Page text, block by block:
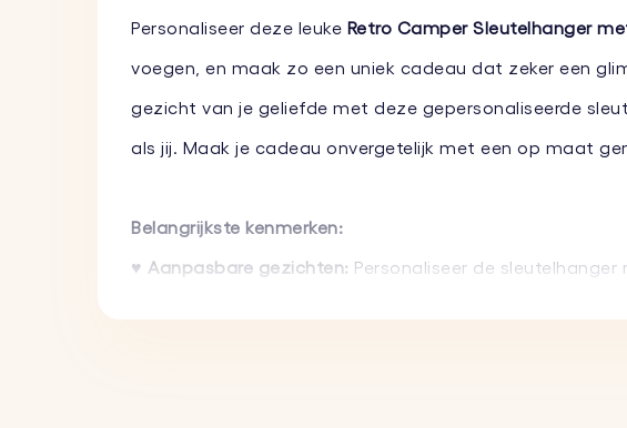
Personaliseer deze leuke Retro Camper Sleutelhanger
voegen, en maak zo een uniek cadeau dat zeker een
gezicht van je geliefde met deze gepersonaliseerde
als jij. Maak je cadeau onvergetelijk met een op maat
Belangrijkste kenmerken:
♥ Aanpasbare gezichten: Personaliseer de